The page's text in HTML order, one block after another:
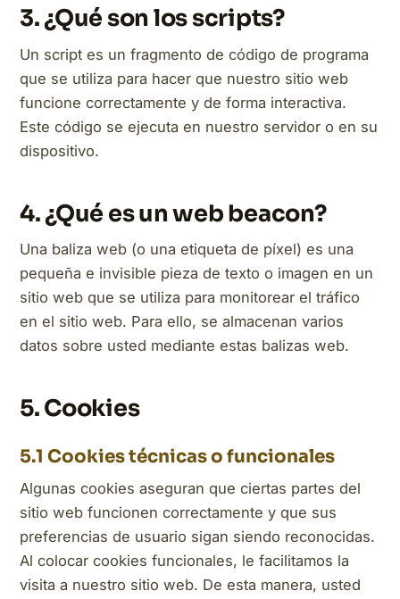
3. ¿Qué son los scripts?
Un script es un fragmento de código de programa
que se utiliza para hacer que nuestro sitio web
funcione correctamente y de forma interactiva.
Este código se ejecuta en nuestro servidor o en su
dispositivo.
4. ¿Qué es un web beacon?
Una baliza web (o una etiqueta de píxel) es una
pequeña e invisible pieza de texto o imagen en un
sitio web que se utiliza para monitorear el tráfico
en el sitio web. Para ello, se almacenan varios
datos sobre usted mediante estas balizas web.
5. Cookies
5.1 Cookies técnicas o funcionales
Algunas cookies aseguran que ciertas partes del
sitio web funcionen correctamente y que sus
preferencias de usuario sigan siendo reconocidas.
Al colocar cookies funcionales, le facilitamos la
visita a nuestro sitio web. De esta manera, usted